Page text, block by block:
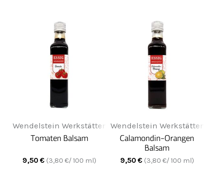
Wendelstein Werkstätten
Tomaten Balsam
9,50 € (3,80 €/ 100 ml)
Wendelstein Werkstätten
Calamondin-Orangen
Balsam
9,50 € (3,80 €/ 100 ml)